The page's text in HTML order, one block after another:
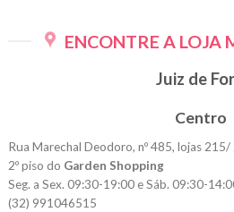
ENCONTRE A LOJA
Juiz de
Centro
Rua Marechal Deodoro, nº 485, lojas 215/
2º piso do Garden Shopping
Seg. a Sex. 09:30-19:00 e Sáb. 09:30-
(32) 991046515